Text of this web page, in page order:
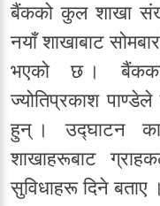
बैंकको कुल शाखा
नयाँ शाखाबाट
भएको छ ।
ज्योतिप्रकाश
हुन् । उद्घाटन
शाखाहरूबाट
सुविधाहरू दिने बताए ।